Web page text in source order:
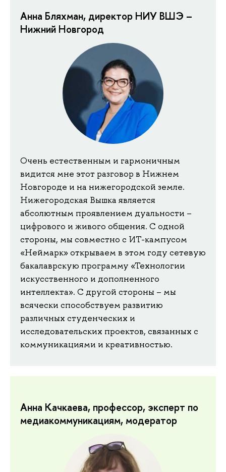
Анна Бляхман, директор НИУ ВШЭ –
Нижний Новгород
Очень естественным и гармоничным
видится мне этот разговор в Нижнем
Новгороде и на нижегородской земле.
Нижегородская Вышка является
абсолютным проявлением дуальности –
цифрового и живого общения. С одной
стороны, мы совместно с ИТ-кампусом
«Неймарк» открываем в этом году сетевую
бакалаврскую программу «Технологии
искусственного и дополненного
интеллекта». С другой стороны – мы
всячески способствуем развитию
различных студенческих и
исследовательских проектов, связанных с
коммуникациями и креативностью.
Анна Качкаева, профессор, эксперт по
медиакоммуникациям, модератор